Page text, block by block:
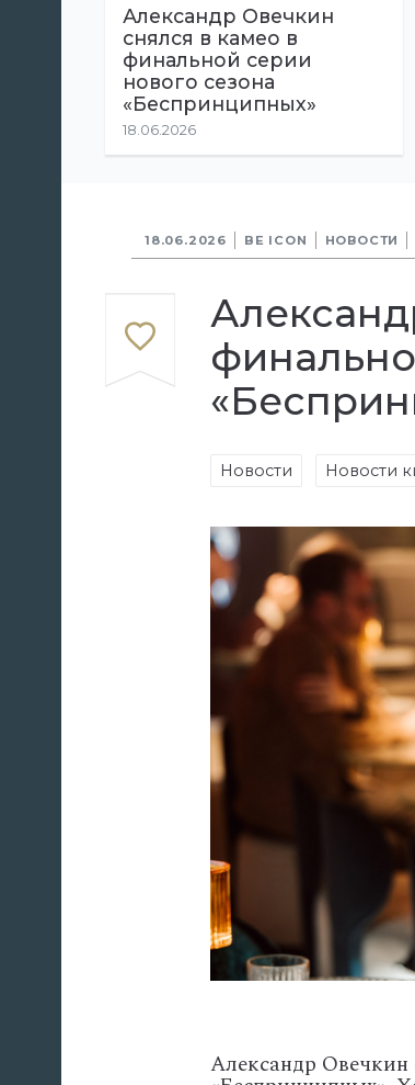
Александр Овечкин
снялся в камео в
финальной серии
нового сезона
«Беспринципных»
18.06.2026
18.06.2026 BE ICON НОВОСТИ
Новости Новости
Александр Овечкин